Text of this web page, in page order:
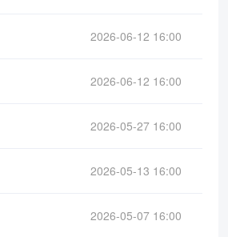
2026-06-12 16:00
2026-06-12 16:00
2026-05-27 16:00
2026-05-13 16:00
2026-05-07 16:00